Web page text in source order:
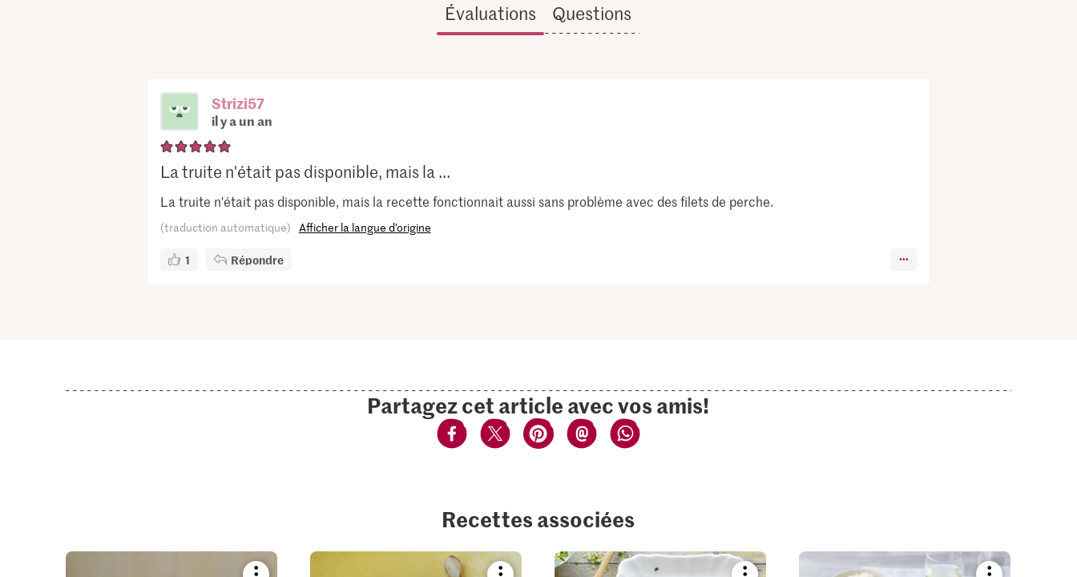
Évaluations Questions
Strizi57
il y a un an
La truite n'était pas disponible, mais la ...
La truite n'était pas disponible, mais la recette fonctionnait aussi sans problème avec des filets de perche.
(traduction automatique) Afficher la langue d’origine
1 Répondre
Partagez cet article avec vos amis!
Recettes associées